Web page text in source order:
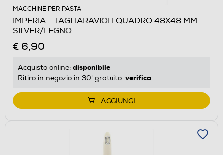
MACCHINE PER PASTA
IMPERIA - TAGLIARAVIOLI QUADRO 48X48 MM-
SILVER/LEGNO
€ 6,90
Acquisto online: disponibile
Ritiro in negozio in 30' gratuito: verifica
AGGIUNGI